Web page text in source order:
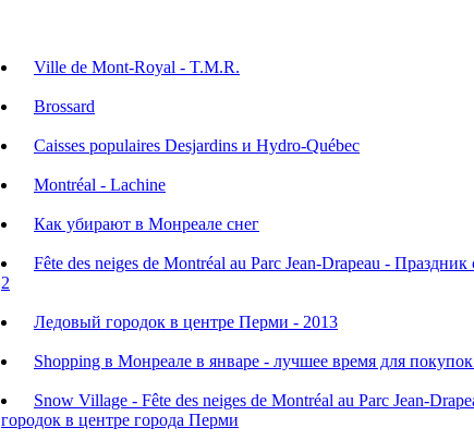
Ville de Mont-Royal - T.M.R.
Brossard
Caisses populaires Desjardins и Hydro-Québec
Montréal - Lachine
Как убирают в Монреале снег
Fête des neiges de Montréal au Parc Jean-Drapeau -
2
Ледовый городок в центре Перми - 2013
Shopping в Монреале в январе - лучшее время для
Snow Village - Fête des neiges de Montréal au Parc Jean-
городок в центре города Перми